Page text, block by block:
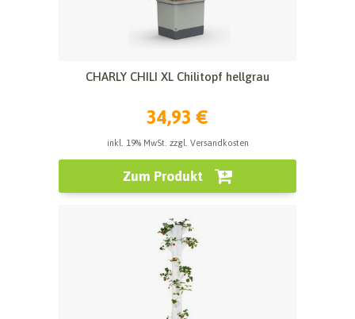
CHARLY CHILI XL Chilitopf hellgrau
34,93 €
inkl. 19% MwSt. zzgl. Versandkosten
Zum Produkt